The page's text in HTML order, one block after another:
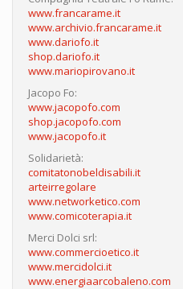
www.francarame.it
www.archivio.francarame.it
www.dariofo.it
shop.dariofo.it
www.mariopirovano.it
Jacopo Fo:
www.jacopofo.com
shop.jacopofo.com
www.jacopofo.it
Solidarietà:
comitatonobeldisabili.it
arteirregolare
www.networketico.com
www.comicoterapia.it
Merci Dolci srl:
www.commercioetico.it
www.mercidolci.it
www.energiaarcobaleno.com